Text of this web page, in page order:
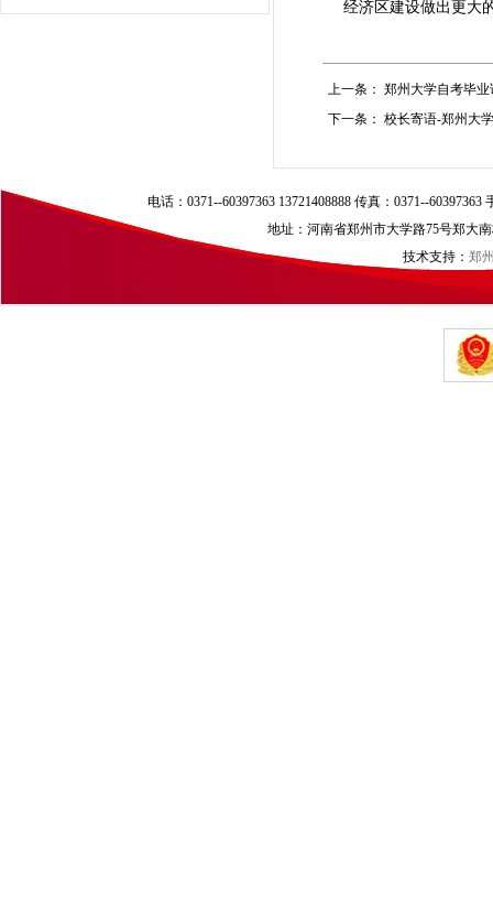
经济区建设做出更大
上一条： 郑州大学自考毕
下一条： 校长寄语-郑州大学
电话：0371--60397363 13721408888 传真：0371--
地址：河南省郑州市大学路75号郑大
技术支持： 郑